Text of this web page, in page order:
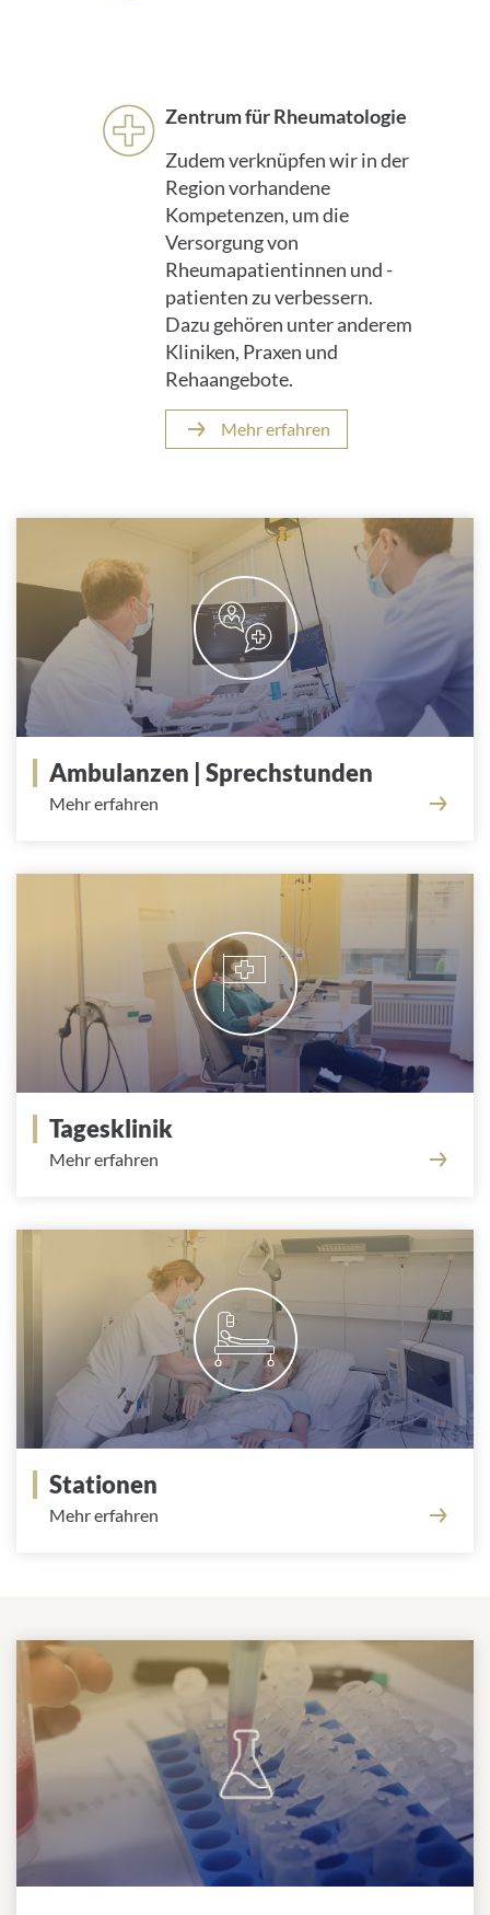
Zentrum für Rheumatologie
Zudem verknüpfen wir in der
Region vorhandene
Kompetenzen, um die
Versorgung von
Rheumapatientinnen und -
patienten zu verbessern.
Dazu gehören unter anderem
Kliniken, Praxen und
Rehaangebote.
Mehr erfahren
ambulanzen - stationen -
tagesklinik
Ambulanzen | Sprechstunden
Mehr erfahren
Tagesklinik
Mehr erfahren
Stationen
Mehr erfahren
Informationen für Fachpersonal